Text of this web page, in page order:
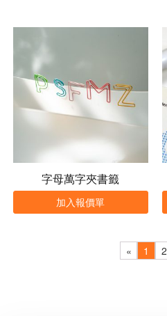
字母萬字夾書籤
加入報價單
« 1 2